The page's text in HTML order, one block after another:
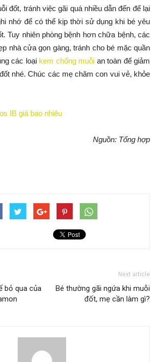
đốt, tránh việc gãi quá nhiều dẫn đến để lại
nhớ để có thể kịp thời sử dụng khi bé yêu
Tuy nhiên phòng bệnh hơn chữa bệnh, các
nhà cửa gọn gàng, tránh cho bé mặc quần
các loại kem chống muỗi an toàn để giảm
nhé. Chúc các mẹ chăm con vui vẻ, khỏe
IB giá bao nhiêu
Nguồn: Tổng hợp
bỏ qua của
Next article
Bé thường gãi ngứa khi muỗi
đốt, mẹ cần làm gì?